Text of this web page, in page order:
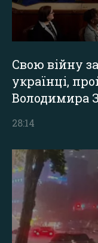
Свою війну
українці,
Володимира
28:14